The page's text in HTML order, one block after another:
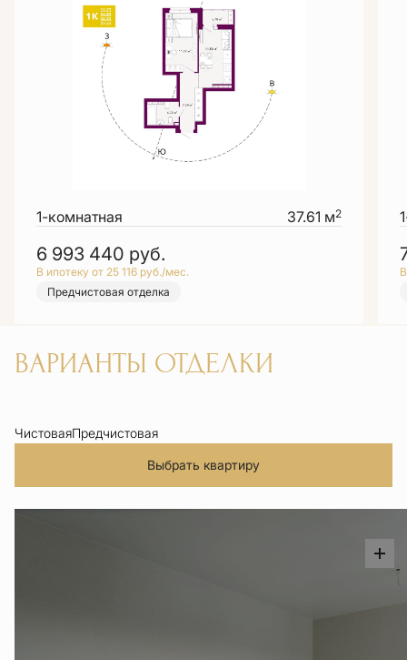
1-комнатная 37.61 м2
6 993 440 руб.
В ипотеку от 25 116 руб./мес.
Предчистовая отделка
ВАРИАНТЫ ОТДЕЛКИ
ЧистоваяПредчистовая
Выбрать квартиру